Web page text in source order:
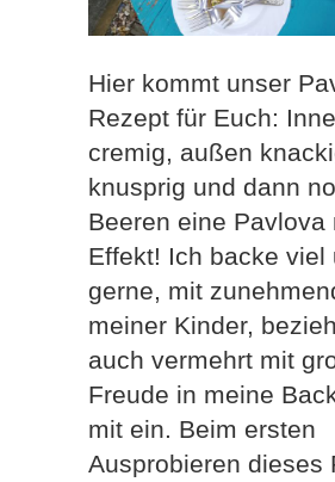
Hier kommt unser
Rezept für Euch:
cremig, außen
knusprig und dann
Beeren eine Pavlova
Effekt! Ich backe viel
gerne, mit
meiner Kinder,
auch vermehrt mit
Freude in meine
mit ein. Beim ersten
Ausprobieren dieses